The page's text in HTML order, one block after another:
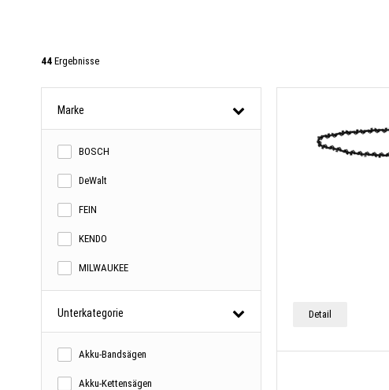
44 Ergebnisse
Marke
BOSCH
DeWalt
FEIN
KENDO
MILWAUKEE
Unterkategorie
Akku-Bandsägen
Akku-Kettensägen
Detail